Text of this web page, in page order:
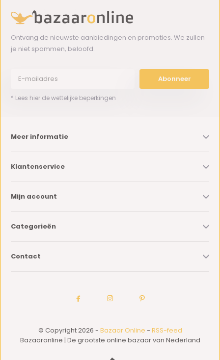
Ontvang de nieuwste aanbiedingen en promoties. We zullen
je niet spammen, beloofd.
Abonneer
* Lees hier de wettelijke beperkingen
Meer informatie
Klantenservice
Mijn account
Categorieën
Contact
© Copyright 2026 - Bazaar Online - RSS-feed
Bazaaronline | De grootste online bazaar van Nederland